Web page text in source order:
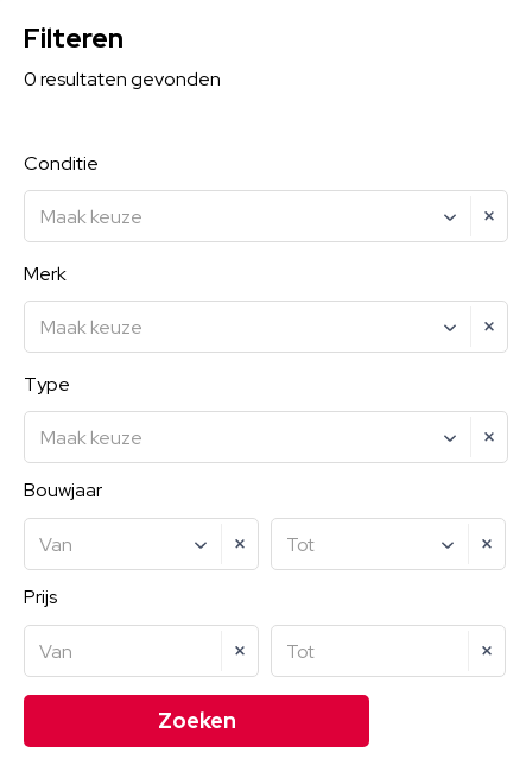
Filteren
0resultatengevonden
Conditie
Maak keuze
Merk
Maak keuze
Type
Maak keuze
Bouwjaar
Van Tot
Prijs
Van Tot